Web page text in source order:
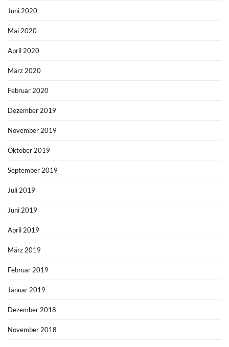
Juni 2020
Mai 2020
April 2020
März 2020
Februar 2020
Dezember 2019
November 2019
Oktober 2019
September 2019
Juli 2019
Juni 2019
April 2019
März 2019
Februar 2019
Januar 2019
Dezember 2018
November 2018